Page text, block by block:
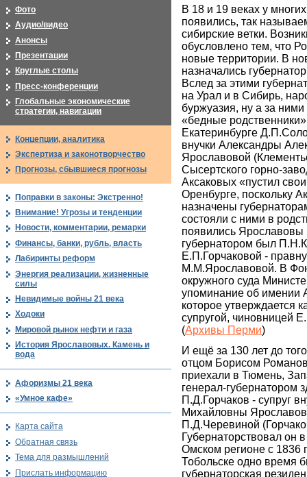
В 18 и 19 веках у
появились, так
сибирские ветки.
обусловлено тем, что
новые территории. В
назначались
Вслед за этими
на Урал и в Сибирь,
буржуазия, ну а за
«бедные
Екатеринбурге
внучки Александры
Ярославовой
Сысертского горно-
Аксаковых «пустил
Оренбурге, поскольку
назначены
состояли с ними в
появились Ярославовы
губернатором был
Е.П.Горчаковой -
М.М.Ярославовой. В
окружного суда
упоминание об имении
которое утверждается
супругой, чиновницей
(Архивы Перми)
И ещё за 130 лет до
отцом Борисом
приехали в Тюмень,
генерал-губернатором
П.Д.Горчаков - супруг
Михайловны
П.Д.Черевиной
Губернаторствовал он
Омском регионе с 1836
Тобольске одно время
губернаторская
Фото
Аудио/видео
Анонсы
Презентации
Круглые столы
Пресс-конференции
Глобальные экономические
стратегии, навигации
Концепции, аналитика
Экспертиза и законотворчество
Прогнозы, сбывшиеся прогнозы
Поправки в законы: Экстренно!
Внимание! Угрозы и тенденции
Новости, комментарии, ремарки
Финансы, банки, рубль, власть
Лабиринты реформ
Энергия реализации, жизненные
силы
Невидимые войны 21 века
Ходоки
Мировой рынок нефти и газа
История Ярославовых. Камень и
вода
Афоризмы 21 века
«Умное кафе»
Карта сайта
Обратная связь
Тема для размышлений
Прислать информацию